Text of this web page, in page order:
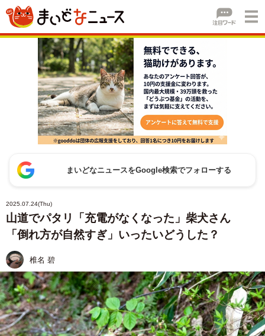
まいどなニュースをGoogle検索でフォローする
2025.07.24(Thu)
山道でパタリ「充電がなくなった」柴犬さん
「倒れ方が自然すぎ」いったいどうした？
椎名 碧